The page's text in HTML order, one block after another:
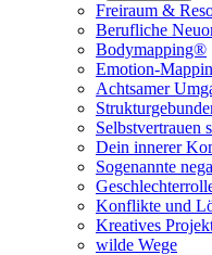
Freiraum &
Berufliche
Bodymapping®
Emotion-
Achtsamer
Selbstvertrauen
Dein innerer
Sogenannte
Konflikte und
Kreatives
wilde Wege